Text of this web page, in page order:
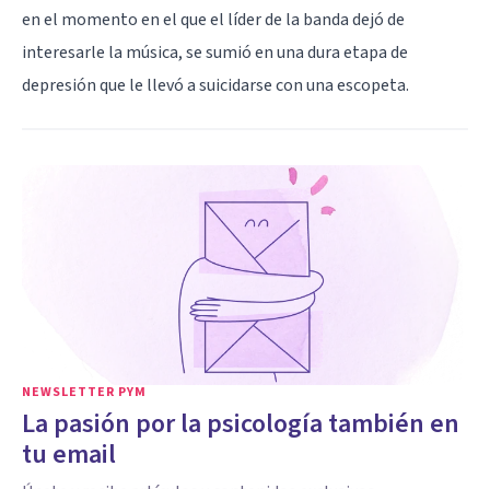
en el momento en el que el líder de la banda dejó de
interesarle la música, se sumió en una dura etapa de
depresión que le llevó a suicidarse con una escopeta.
NEWSLETTER PYM
La pasión por la psicología también en
tu email